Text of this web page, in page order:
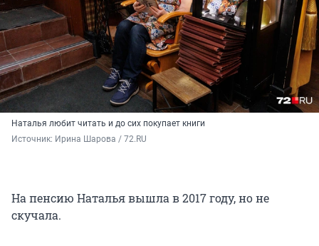
Наталья любит читать и до сих покупает книги
Источник: Ирина Шарова / 72.RU
На пенсию Наталья вышла в 2017 году, но не
скучала.